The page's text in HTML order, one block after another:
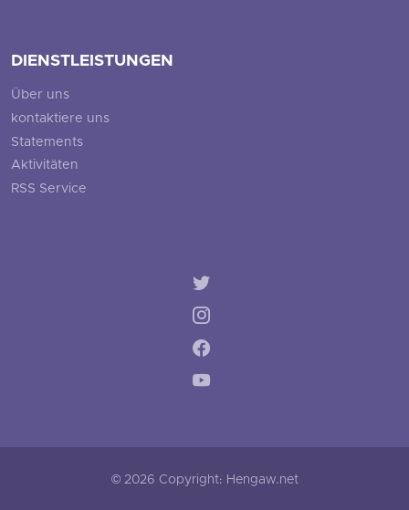
DIENSTLEISTUNGEN
Über uns
kontaktiere uns
Statements
Aktivitäten
RSS Service
© 2026 Copyright: Hengaw.net